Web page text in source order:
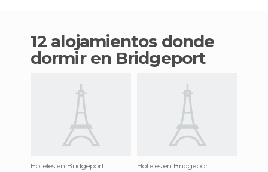
12 alojamientos donde
dormir en Bridgeport
Hoteles en Bridgeport
Hoteles en Bridgeport